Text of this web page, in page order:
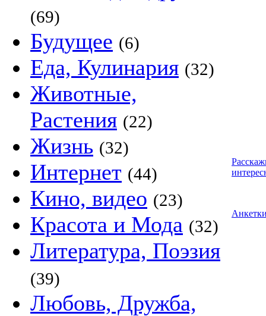
(69)
Будущее (6)
Еда, Кулинария (32)
Животные,
Растения (22)
Жизнь (32)
Интернет (44)
Кино, видео (23)
Красота и Мода (32)
Литература, Поэзия
(39)
Любовь, Дружба,